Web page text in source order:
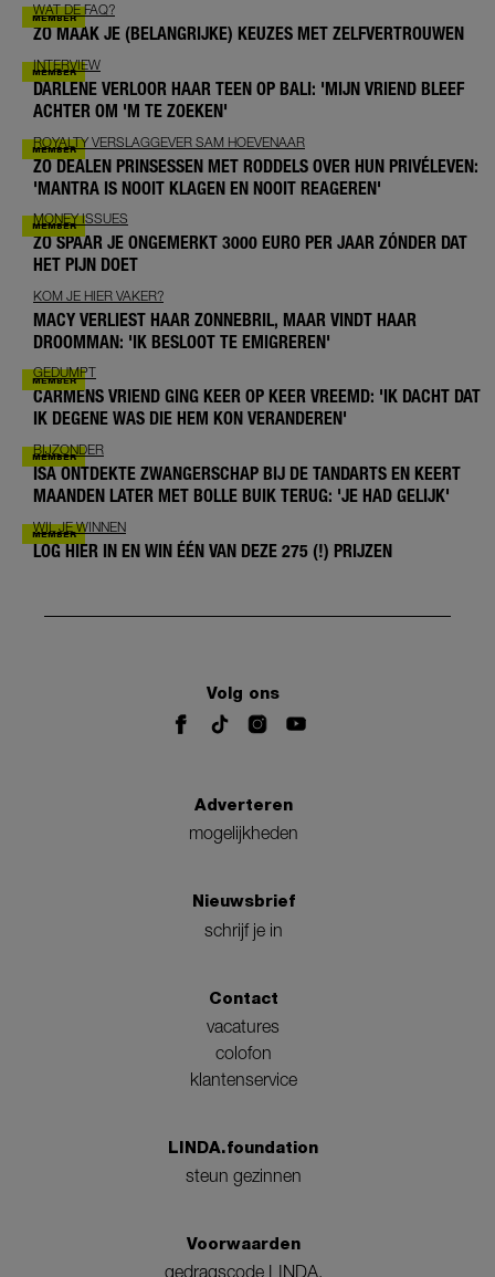
WAT DE FAQ?
ZO MAAK JE (BELANGRIJKE) KEUZES MET ZELFVERTROUWEN
INTERVIEW
DARLENE VERLOOR HAAR TEEN OP BALI: 'MIJN VRIEND BLEEF
ACHTER OM 'M TE ZOEKEN'
ROYALTY VERSLAGGEVER SAM HOEVENAAR
ZO DEALEN PRINSESSEN MET RODDELS OVER HUN PRIVÉLEVEN:
'MANTRA IS NOOIT KLAGEN EN NOOIT REAGEREN'
MONEY ISSUES
ZO SPAAR JE ONGEMERKT 3000 EURO PER JAAR ZÓNDER DAT
HET PIJN DOET
KOM JE HIER VAKER?
MACY VERLIEST HAAR ZONNEBRIL, MAAR VINDT HAAR
DROOMMAN: 'IK BESLOOT TE EMIGREREN'
GEDUMPT
CARMENS VRIEND GING KEER OP KEER VREEMD: 'IK DACHT DAT
IK DEGENE WAS DIE HEM KON VERANDEREN'
BIJZONDER
ISA ONTDEKTE ZWANGERSCHAP BIJ DE TANDARTS EN KEERT
MAANDEN LATER MET BOLLE BUIK TERUG: 'JE HAD GELIJK'
WIL JE WINNEN
LOG HIER IN EN WIN ÉÉN VAN DEZE 275 (!) PRIJZEN
Volg ons
Adverteren
mogelijkheden
Nieuwsbrief
schrijf je in
Contact
vacatures
colofon
klantenservice
LINDA.foundation
steun gezinnen
Voorwaarden
gedragscode LINDA.